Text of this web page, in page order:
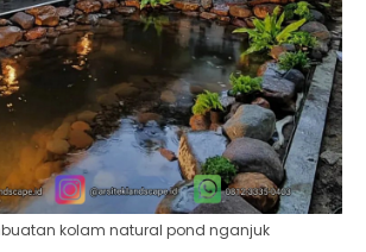
kolam natural pond nganjuk